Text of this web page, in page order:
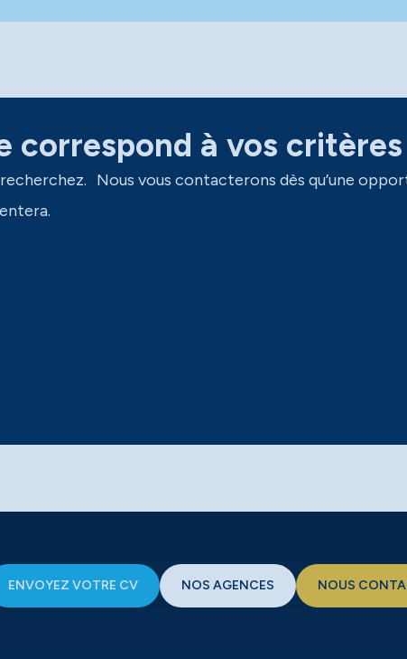
correspond à vos critères
Nous vous contacterons dès qu’une
ENVOYEZ VOTRE CV NOS AGENCES NOUS